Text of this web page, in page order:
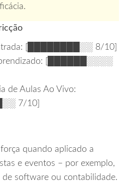
[████████░░ 8/10]
[██████░░░░
de Aulas Ao Vivo:
7/10]
quando aplicado a
e eventos – por exemplo,
software ou contabilidade.